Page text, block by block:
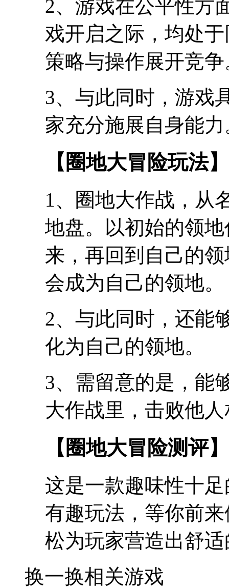
2、游戏在公平性方
戏开启之际，均处
策略与操作展开竞争
3、与此同时，游戏
家充分施展自身能力
【圈地大冒险玩法】
1、圈地大作战，从
地盘。以初始的领
来，再回到自己的
会成为自己的领地。
2、与此同时，还能
化为自己的领地。
3、需留意的是，能
大作战里，击败他
【圈地大冒险测评】
这是一款趣味性十
有趣玩法，等你前
松为玩家营造出舒
换一换相关游戏